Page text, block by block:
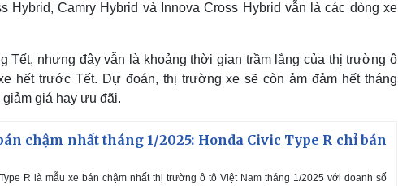
Camry Hybrid và Innova Cross Hybrid vẫn là các dòng xe
Tết, nhưng đây vẫn là khoảng thời gian trầm lắng của thị trường ô
hết trước Tết. Dự đoán, thị trường xe sẽ còn ảm đảm hết tháng
giá hay ưu đãi.
chậm nhất tháng 1/2025: Honda Civic Type R chỉ bán
R là mẫu xe bán chậm nhất thị trường ô tô Việt Nam tháng 1/2025 với doanh số